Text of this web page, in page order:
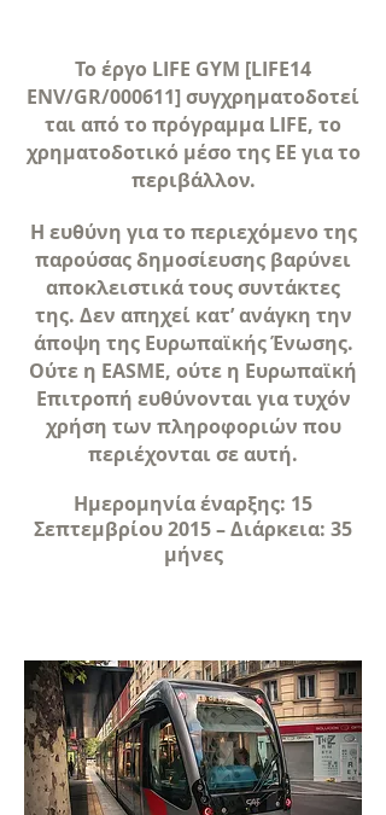
Το έργο LIFE GYM [LIFE14
ENV/GR/000611] συγχρηματοδοτεί
ται από το πρόγραμμα LIFE, το
χρηματοδοτικό μέσο της ΕΕ για το
περιβάλλον.
Η ευθύνη για το περιεχόμενο της
παρούσας δημοσίευσης βαρύνει
αποκλειστικά τους συντάκτες
της. Δεν απηχεί κατ’ ανάγκη την
άποψη της Ευρωπαϊκής Ένωσης.
Ούτε η EASME, ούτε η Ευρωπαϊκή
Επιτροπή ευθύνονται για τυχόν
χρήση των πληροφοριών που
περιέχονται σε αυτή.
Ημερομηνία έναρξης: 15
Σεπτεμβρίου 2015 – Διάρκεια: 35
μήνες